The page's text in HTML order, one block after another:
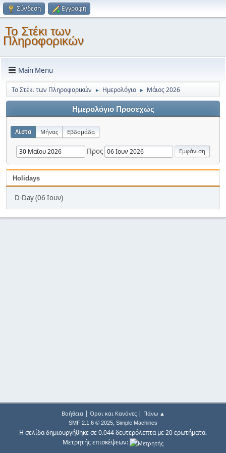
Σύνδεση Εγγραφή
Το Στέκι των
Πληροφορικών
Main Menu
Το Στέκι των Πληροφορικών ► Ημερολόγιο ► Μάιος 2026
Ημερολόγιο Προσεχώς
Λίστα Μήνας Εβδομάδα
Προς
Holidays
D-Day (06 Ιουν)
Βοήθεια| Όροι και Κανόνες| Πάνω ▲
SMF 2.1.6 © 2025, Simple Machines
Η σελίδα δημιουργήθηκε σε 0.044 δευτερόλεπτα με 20 ερωτήματα.
Μετρητής επισκέψεων: